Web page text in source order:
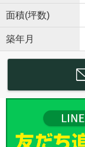
面積(坪数)
築年月